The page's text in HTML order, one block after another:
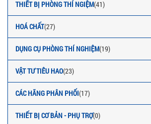
THIẾT BỊ PHÒNG THÍ NGIỆM(41)
HOÁ CHẤT(27)
DỤNG CỤ PHÒNG THÍ NGHIỆM(19)
VẬT TƯ TIÊU HAO(23)
CÁC HÃNG PHÂN PHỐI(17)
THIẾT BỊ CƠ BẢN - PHỤ TRỢ(0)